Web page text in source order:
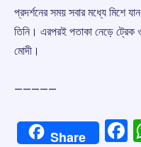
প্রদর্শনের সময় সবার মধ্যে মিশে
তিনি। এরপরই পতাকা নেড়ে ট্রেক
মোদী।
—————
Share